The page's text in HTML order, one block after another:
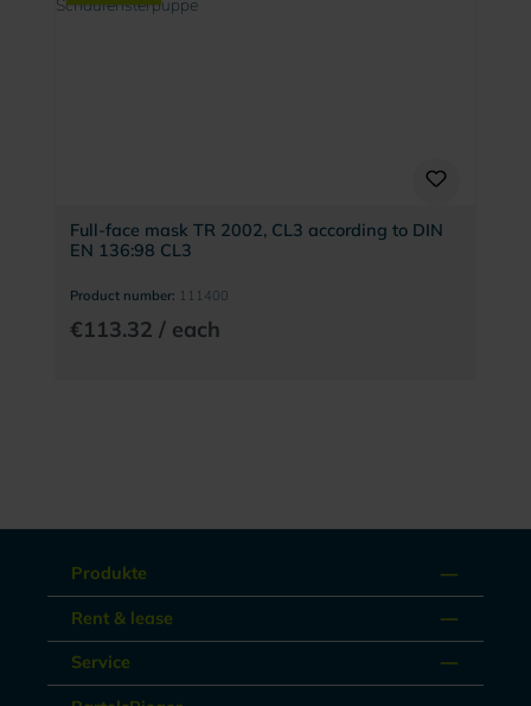
Full-face mask TR 2002, CL3 according to DIN
EN 136:98 CL3
Product number: 111400
€113.32 / each
Produkte
Rent & lease
Service